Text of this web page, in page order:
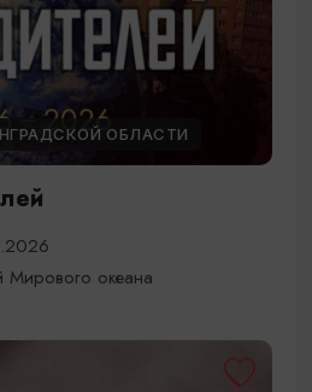
ОБЛАСТИ
Мирового океана